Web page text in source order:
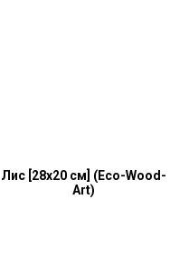
Лис [28x20 см] (Eco-Wood-
Art)